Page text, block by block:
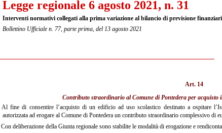
Legge regionale 6 agosto 2021, n. 31
Interventi normativi collegati alla prima variazione al bilancio di previsione
Bollettino Ufficiale n. 77, parte prima, del 13 agosto 2021
Art. 14
Contributo straordinario al Comune di Pontedera per acquisto
Al fine di consentire l’acquisto di un edificio ad uso scolastico destinato a ospitare
autorizzata ad erogare al Comune di Pontedera un contributo straordinario complessivo di
Con deliberazione della Giunta regionale sono stabilite le modalità di erogazione e